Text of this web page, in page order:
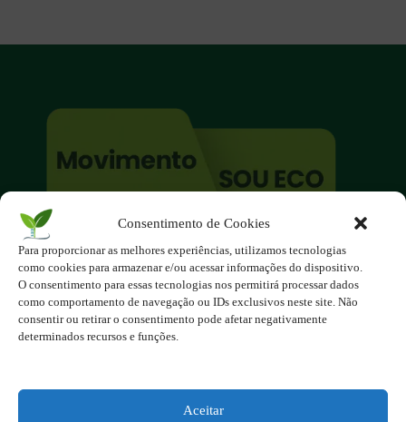
Consentimento de Cookies
Para proporcionar as melhores experiências, utilizamos tecnologias
como cookies para armazenar e/ou acessar informações do dispositivo.
O consentimento para essas tecnologias nos permitirá processar dados
como comportamento de navegação ou IDs exclusivos neste site. Não
consentir ou retirar o consentimento pode afetar negativamente
determinados recursos e funções.
Aceitar
O site é um movimento ambientalista!
Participe você também!
Podemos fazer muito
se nos unirmos!
Inscreva-se na Newsletter